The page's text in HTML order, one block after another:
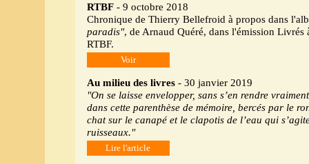
RTBF- 9 octobre 2018
Chronique de Thierry Bellefroid à propos dans
paradis", de Arnaud Quéré, dans l'émission Livrés
RTBF.
Voir
Au milieu des livres- 30 janvier 2019
"On se laisse envelopper, sans s’en rendre
dans cette parenthèse de mémoire, bercés par le
chat sur le canapé et le clapotis de l’eau qui
ruisseaux."
Lire l'article